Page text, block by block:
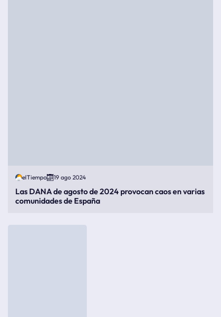
elTiempo 19 ago 2024
Las DANA de agosto de 2024 provocan caos en varias
comunidades de España